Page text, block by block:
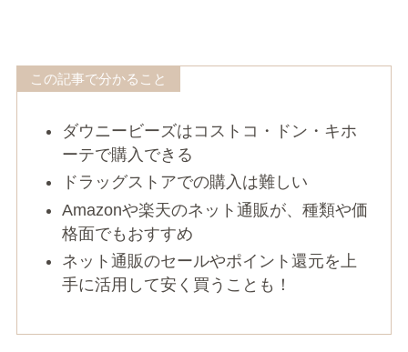
この記事で分かること
ダウニービーズはコストコ・ドン・キホ
ーテで購入できる
ドラッグストアでの購入は難しい
Amazonや楽天のネット通販が、種類や価
格面でもおすすめ
ネット通販のセールやポイント還元を上
手に活用して安く買うことも！